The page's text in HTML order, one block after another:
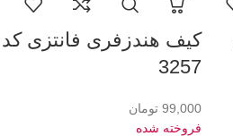
کیف هندزفری فانتزی کد
3257
99,000 تومان
فروخته شده